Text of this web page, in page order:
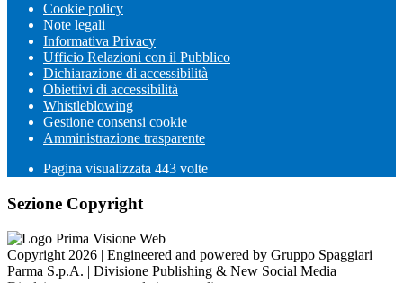
Cookie policy
Note legali
Informativa Privacy
Ufficio Relazioni con il Pubblico
Dichiarazione di accessibilità
Obiettivi di accessibilità
Whistleblowing
Gestione consensi cookie
Amministrazione trasparente
Pagina visualizzata 443 volte
Sezione Copyright
Copyright 2026 | Engineered and powered by Gruppo Spaggiari
Parma S.p.A. | Divisione Publishing & New Social Media